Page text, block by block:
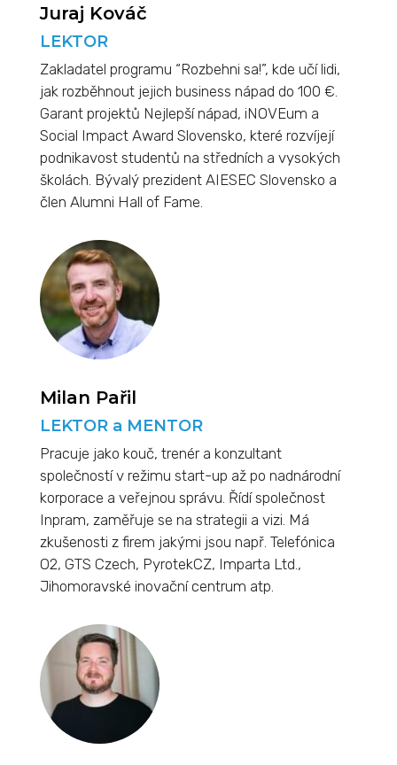
Juraj Kováč
LEKTOR
Zakladatel programu “Rozbehni sa!”, kde učí lidi,
jak rozběhnout jejich business nápad do 100 €.
Garant projektů Nejlepší nápad, iNOVEum a
Social Impact Award Slovensko, které rozvíjejí
podnikavost studentů na středních a vysokých
školách. Bývalý prezident AIESEC Slovensko a
člen Alumni Hall of Fame.
Milan Pařil
LEKTOR a MENTOR
Pracuje jako kouč, trenér a konzultant
společností v režimu start-up až po nadnárodní
korporace a veřejnou správu. Řídí společnost
Inpram, zaměřuje se na strategii a vizi. Má
zkušenosti z firem jakými jsou např. Telefónica
O2, GTS Czech, PyrotekCZ, Imparta Ltd.,
Jihomoravské inovační centrum atp.